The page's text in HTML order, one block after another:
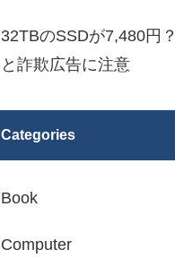
32TBのSSDが7,480円
と詐欺広告に注意
Categories
Book
Computer